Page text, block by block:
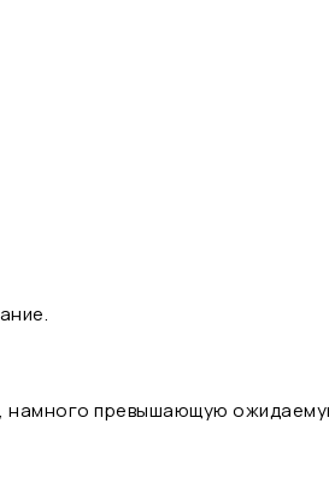
намного превышающую